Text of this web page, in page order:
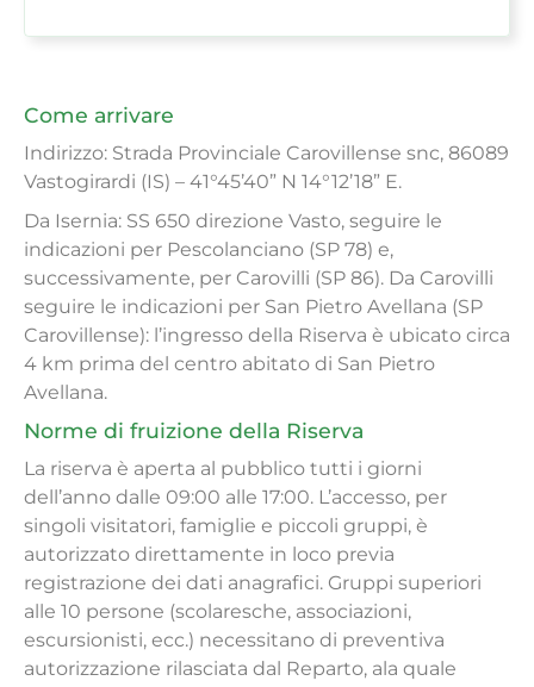
Come arrivare
Indirizzo: Strada Provinciale Carovillense snc, 86089
Vastogirardi (IS) – 41°45’40” N 14°12’18” E.
Da Isernia: SS 650 direzione Vasto, seguire le
indicazioni per Pescolanciano (SP 78) e,
successivamente, per Carovilli (SP 86). Da Carovilli
seguire le indicazioni per San Pietro Avellana (SP
Carovillense): l’ingresso della Riserva è ubicato circa
4 km prima del centro abitato di San Pietro
Avellana.
Norme di fruizione della Riserva
La riserva è aperta al pubblico tutti i giorni
dell’anno dalle 09:00 alle 17:00. L’accesso, per
singoli visitatori, famiglie e piccoli gruppi, è
autorizzato direttamente in loco previa
registrazione dei dati anagrafici. Gruppi superiori
alle 10 persone (scolaresche, associazioni,
escursionisti, ecc.) necessitano di preventiva
autorizzazione rilasciata dal Reparto, ala quale